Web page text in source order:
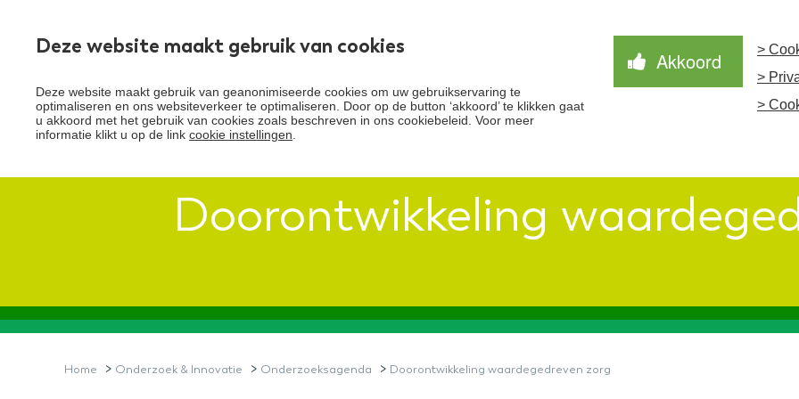
Deze website maakt gebruik van cookies
Deze website maakt gebruik van geanonimiseerde cookies om uw gebruikservaring te
optimaliseren en ons websiteverkeer te optimaliseren. Door op de button ‘akkoord’ te klikken gaat
u akkoord met het gebruik van cookies zoals beschreven in ons cookiebeleid. Voor meer
informatie klikt u op de link cookie instellingen
Akkoord
>
>
>
Nieuws
Doorontwikkeling
Home > Onderzoek & Innovatie > Onderzoeksagenda > Doorontwikkeling waardegedreven zorg